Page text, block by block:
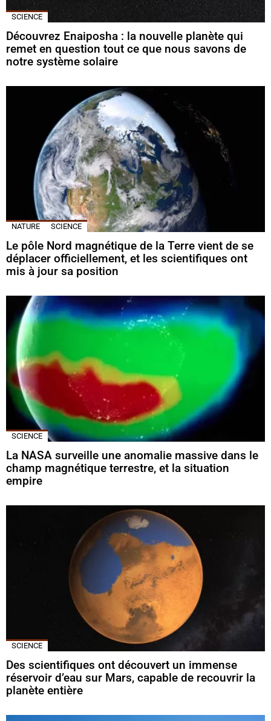
SCIENCE
Découvrez Enaiposha : la nouvelle planète qui
remet en question tout ce que nous savons de
notre système solaire
NATURE SCIENCE
Le pôle Nord magnétique de la Terre vient de se
déplacer officiellement, et les scientifiques ont
mis à jour sa position
SCIENCE
La NASA surveille une anomalie massive dans le
champ magnétique terrestre, et la situation
empire
SCIENCE
Des scientifiques ont découvert un immense
réservoir d’eau sur Mars, capable de recouvrir la
planète entière